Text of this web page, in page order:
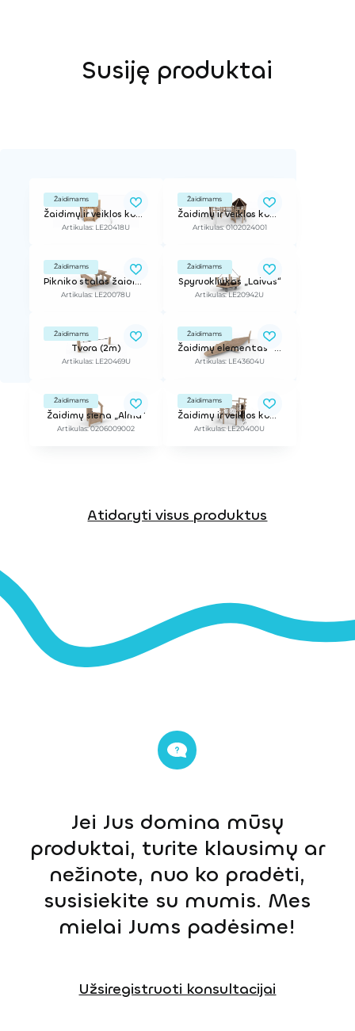
Susiję produktai
Žaidimams
Žaidimų ir veiklos kompleksas
Artikulas: LE20418U
Žaidimams
Žaidimų ir veiklos kompleksas
Artikulas: 0102024001
Žaidimams
Pikniko stalas žaidimų nameliams
Artikulas: LE20078U
Žaidimams
Spyruokliukas „Laivas“
Artikulas: LE20942U
Žaidimams
Tvora (2m)
Artikulas: LE20469U
Žaidimams
Žaidimų elementas "Ryklys"
Artikulas: LE43604U
Žaidimams
Žaidimų siena „Alma“
Artikulas: 0206009002
Žaidimams
Žaidimų ir veiklos kompleksas
Artikulas: LE20400U
Atidaryti visus produktus
Jei Jus domina mūsų
produktai, turite klausimų ar
nežinote, nuo ko pradėti,
susisiekite su mumis. Mes
mielai Jums padėsime!
Užsiregistruoti konsultacijai